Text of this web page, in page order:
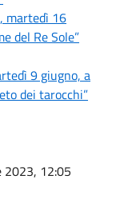
martedì 16
del Re Sole”
9 giugno, a
dei tarocchi”
2023, 12:05